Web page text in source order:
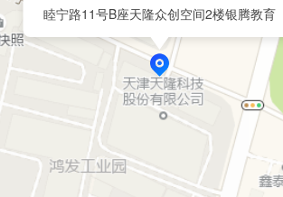
睦宁路11号B座天隆众创空间2楼银腾教育